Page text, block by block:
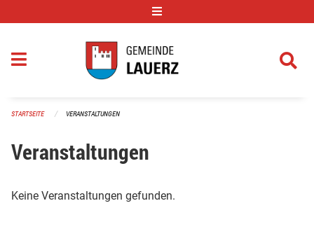
STARTSEITE VERANSTALTUNGEN
Veranstaltungen
Keine Veranstaltungen gefunden.